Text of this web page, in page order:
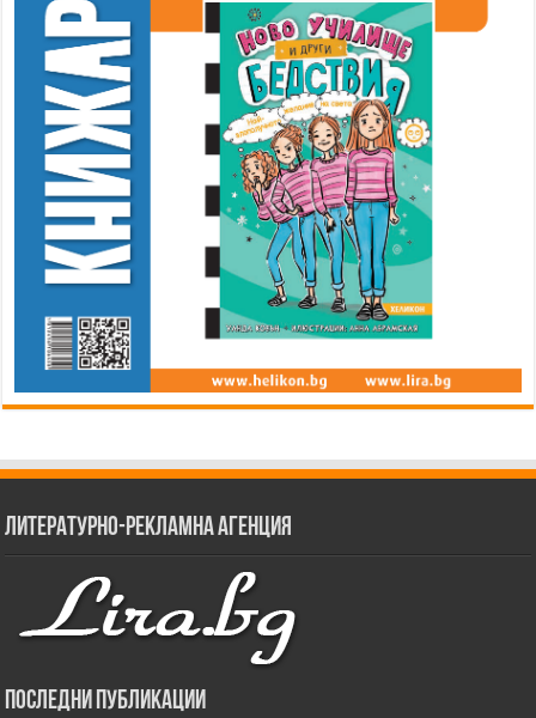
Литературно-рекламна агенция
Последни публикации